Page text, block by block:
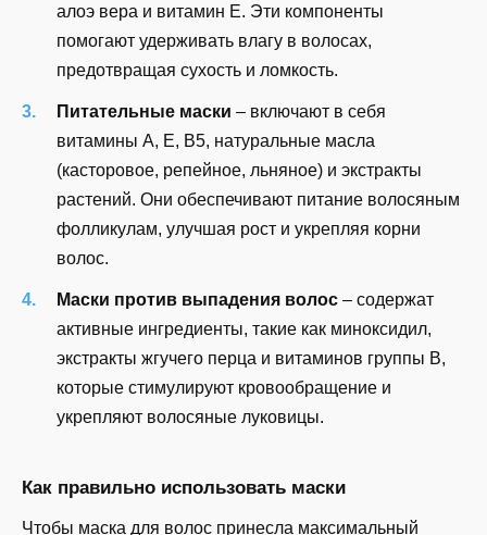
алоэ вера и витамин E. Эти компоненты
помогают удерживать влагу в волосах,
предотвращая сухость и ломкость.
Питательные маски – включают в себя
витамины A, E, B5, натуральные масла
(касторовое, репейное, льняное) и экстракты
растений. Они обеспечивают питание волосяным
фолликулам, улучшая рост и укрепляя корни
волос.
Маски против выпадения волос – содержат
активные ингредиенты, такие как миноксидил,
экстракты жгучего перца и витаминов группы B,
которые стимулируют кровообращение и
укрепляют волосяные луковицы.
Как правильно использовать маски
Чтобы маска для волос принесла максимальный